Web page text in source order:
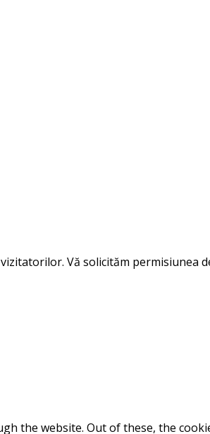
Vă solicităm permisiunea
the website. Out of these, the